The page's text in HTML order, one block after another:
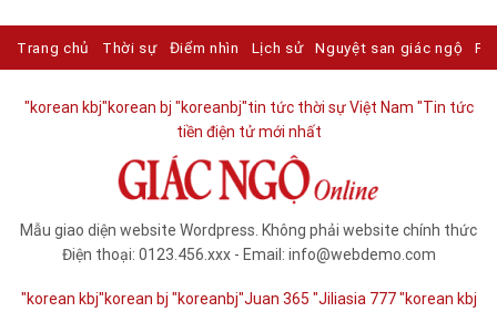
Trang chủ Thời sự Điểm nhìn Lịch sử Nguyệt san giác ngộ
"korean kbj​"korean bj "koreanbj​"tin tức thời sự Việt Nam "Tin tức
tiền điện tử mới nhất​
Mẫu giao diện website Wordpress. Không phải website chính thức
Điện thoại: 0123.456.xxx - Email: info@webdemo.com
"korean kbj​"korean bj "koreanbj​"Juan 365 "Jiliasia 777 "korean kbj